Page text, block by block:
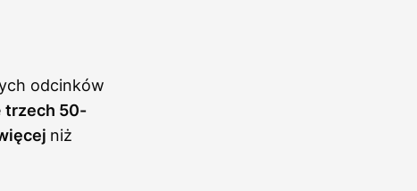
odcinków
trzech 50-
niż